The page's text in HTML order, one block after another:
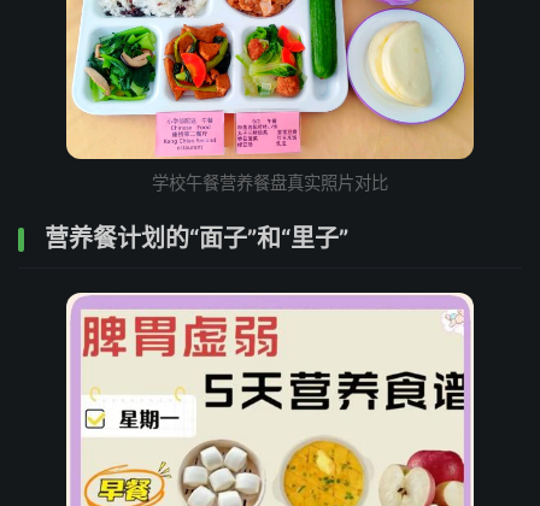
学校午餐营养餐盘真实照片对比
营养餐计划的“面子”和“里子”